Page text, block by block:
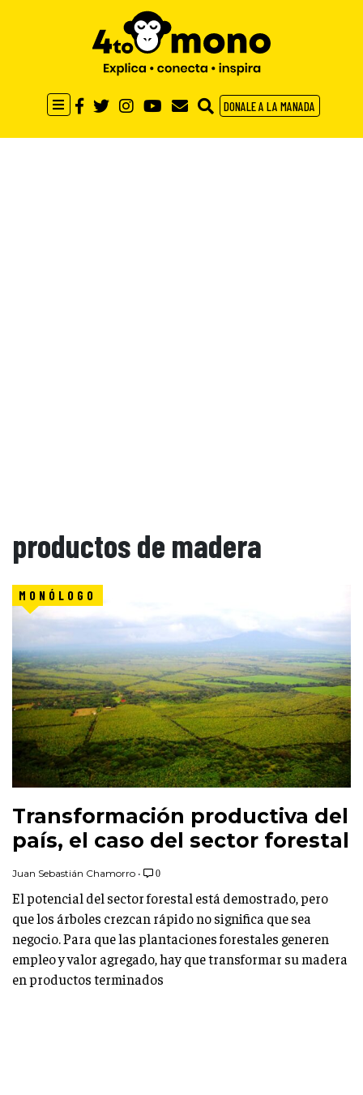
DONALE A LA MANADA
productos de madera
MONÓLOGO
Transformación productiva del
país, el caso del sector forestal
Juan Sebastián Chamorro • 0
El potencial del sector forestal está demostrado, pero
que los árboles crezcan rápido no significa que sea
negocio. Para que las plantaciones forestales generen
empleo y valor agregado, hay que transformar su madera
en productos terminados